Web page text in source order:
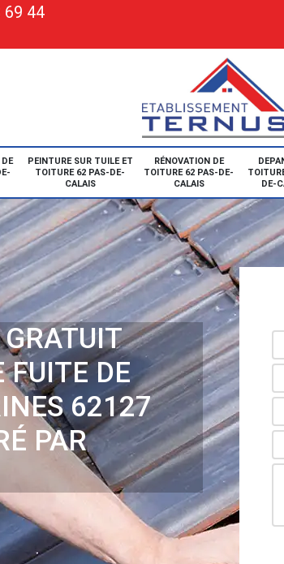
69 44
PEINTURE SUR TUILE ET
TOITURE 62 PAS-DE-
CALAIS
RÉNOVATION DE
TOITURE 62 PAS-DE-
CALAIS
DE-
FUITE DE
62127
PAR